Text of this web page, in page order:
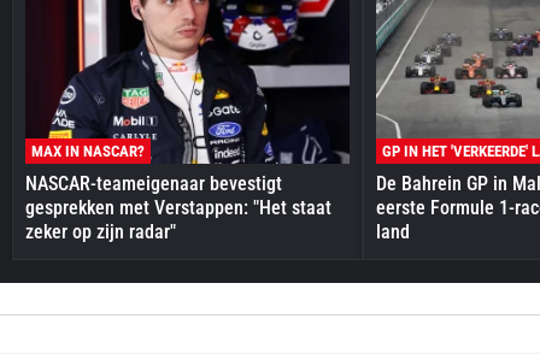
MAX IN NASCAR?
NASCAR-teameigenaar bevestigt
gesprekken met Verstappen: "Het staat
zeker op zijn radar"
GP IN HET 'VERKEERDE'
De Bahrein GP in
eerste Formule 1-
land